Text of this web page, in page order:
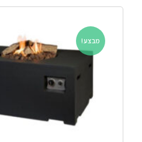
מבצע!